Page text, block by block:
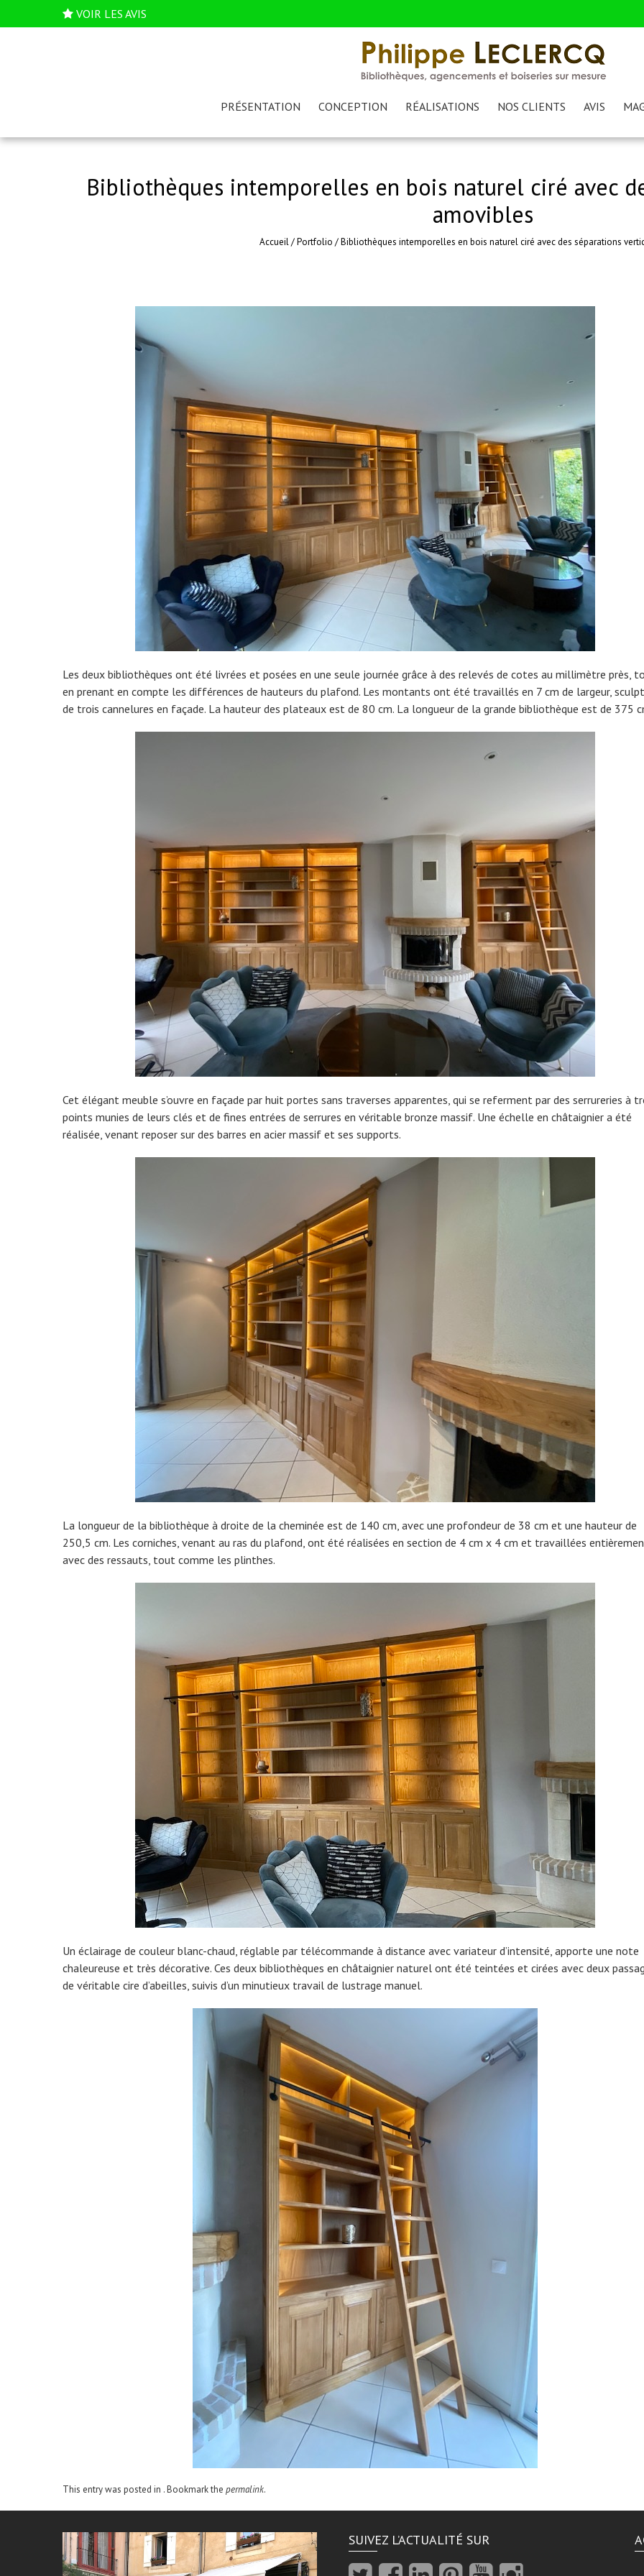
VOIR LES AVIS
PRÉSENTATION CONCEPTION RÉALISATIONS NOS CLIENTS AVIS
Bibliothèques intemporelles en bois naturel ciré avec
amovibles
Accueil/Portfolio /Bibliothèques intemporelles en bois naturel ciré avec des séparations
Les deux bibliothèques ont été livrées et posées en une seule journée grâce à des relevés de cotes au millimètre près,
en prenant en compte les différences de hauteurs du plafond. Les montants ont été travaillés en 7 cm de largeur,
de trois cannelures en façade. La hauteur des plateaux est de 80 cm. La longueur de la grande bibliothèque est de 375
Cet élégant meuble s’ouvre en façade par huit portes sans traverses apparentes, qui se referment par des serrureries à
points munies de leurs clés et de fines entrées de serrures en véritable bronze massif. Une échelle en châtaignier a été
réalisée, venant reposer sur des barres en acier massif et ses supports.
La longueur de la bibliothèque à droite de la cheminée est de 140 cm, avec une profondeur de 38 cm et une hauteur de
250,5 cm. Les corniches, venant au ras du plafond, ont été réalisées en section de 4 cm x 4 cm et travaillées
avec des ressauts, tout comme les plinthes.
Un éclairage de couleur blanc-chaud, réglable par télécommande à distance avec variateur d’intensité, apporte une note
chaleureuse et très décorative. Ces deux bibliothèques en châtaignier naturel ont été teintées et cirées avec deux
de véritable cire d’abeilles, suivis d’un minutieux travail de lustrage manuel.
This entry was posted in . Bookmark the permalink.
SUIVEZ L’ACTUALITÉ SUR